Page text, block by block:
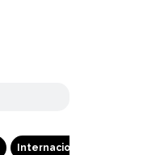
Internacional